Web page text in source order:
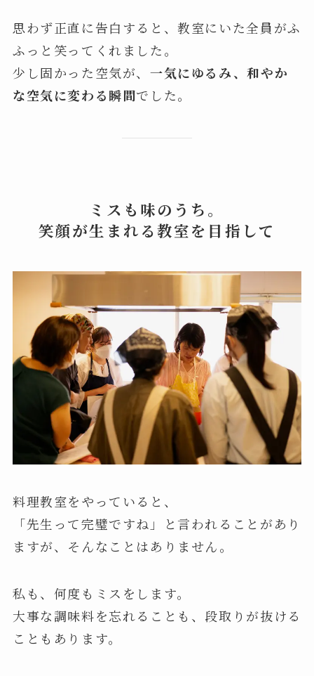
思わず正直に告白すると、教室にいた全員がふ
ふっと笑ってくれました。
少し固かった空気が、一気にゆるみ、和やか
な空気に変わる瞬間でした。
ミスも味のうち。
笑顔が生まれる教室を目指して
料理教室をやっていると、
「先生って完璧ですね」と言われることがあり
ますが、そんなことはありません。
私も、何度もミスをします。
大事な調味料を忘れることも、段取りが抜ける
こともあります。